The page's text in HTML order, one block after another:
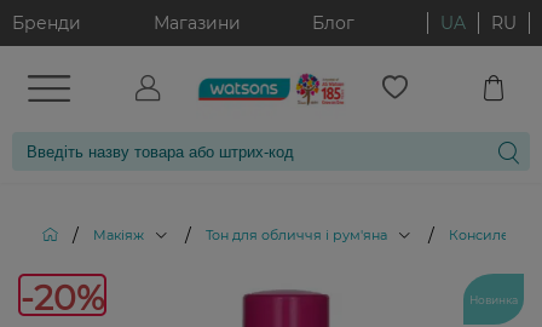
Бренди Магазини Блог UA RU
/ Макіяж / Тон для обличчя і рум'яна / Консилери
-20% Новинка
-20%